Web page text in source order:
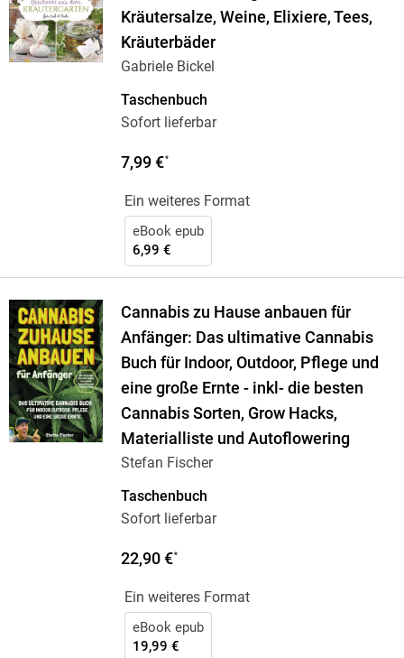
Kräutersalze, Weine, Elixiere, Tees,
Kräuterbäder
Gabriele Bickel
Taschenbuch
Sofort lieferbar
7,99 €*
Ein weiteres Format
eBook epub
6,99 €
Cannabis zu Hause anbauen für
Anfänger: Das ultimative Cannabis
Buch für Indoor, Outdoor, Pflege und
eine große Ernte - inkl- die besten
Cannabis Sorten, Grow Hacks,
Materialliste und Autoflowering
Stefan Fischer
Taschenbuch
Sofort lieferbar
22,90 €*
Ein weiteres Format
eBook epub
19,99 €